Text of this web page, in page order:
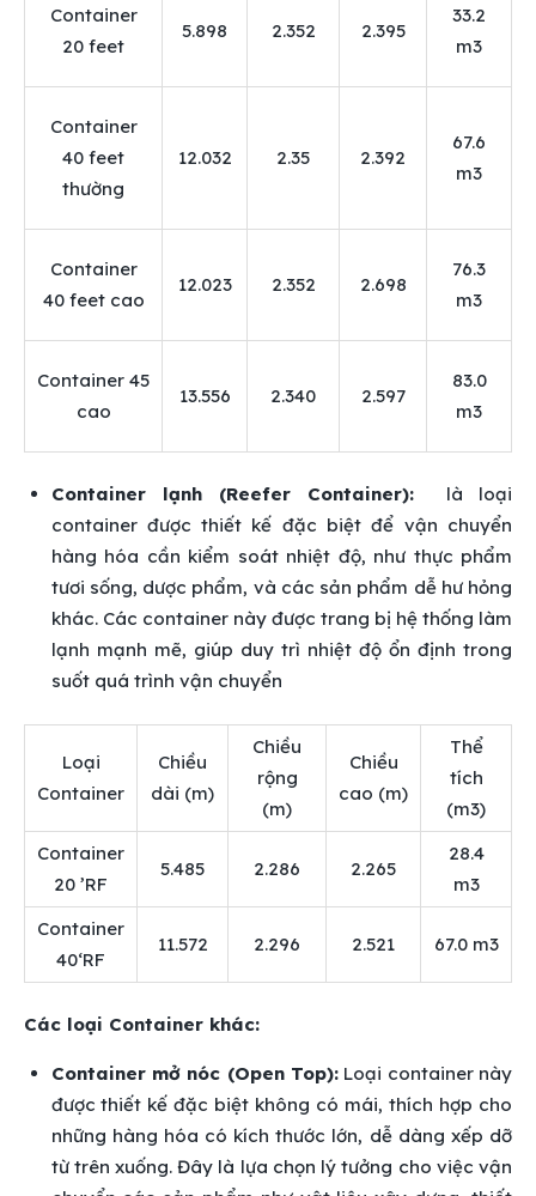
Container
20 feet
5.898 2.352 2.395
33.2
m3
Container
40 feet
thường
12.032 2.35 2.392
67.6
m3
Container
40 feet cao
12.023 2.352 2.698
76.3
m3
Container 45
cao
13.556 2.340 2.597
83.0
m3
Container lạnh (Reefer Container):
là loại
container được thiết kế đặc biệt để vận chuyển
hàng hóa cần kiểm soát nhiệt độ, như thực phẩm
tươi sống, dược phẩm, và các sản phẩm dễ hư hỏng
khác. Các container này được trang bị hệ thống làm
lạnh mạnh mẽ, giúp duy trì nhiệt độ ổn định trong
suốt quá trình vận chuyển
Loại
Container
Chiều
dài (m)
Chiều
rộng
(m)
Chiều
cao (m)
Thể
tích
(m3)
Container
20 ’RF
5.485 2.286 2.265
28.4
m3
Container
40‘RF
11.572 2.296 2.521 67.0 m3
Các loại Container khác:
Container mở nóc (Open Top):Loại container này
được thiết kế đặc biệt không có mái, thích hợp cho
những hàng hóa có kích thước lớn, dễ dàng xếp dỡ
từ trên xuống. Đây là lựa chọn lý tưởng cho việc vận